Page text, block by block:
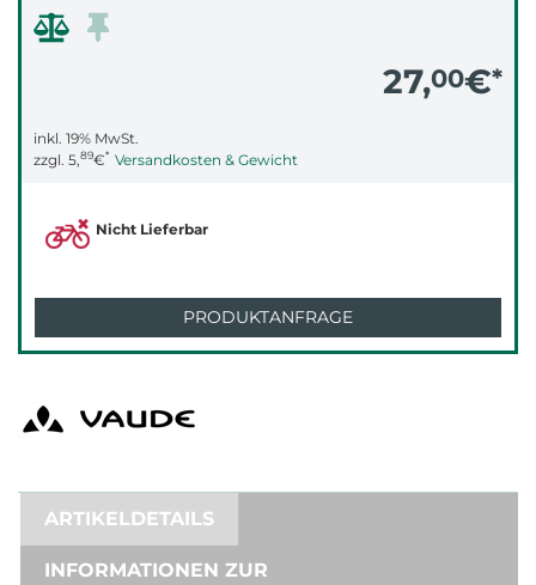
27,00€*
inkl. 19% MwSt.
zzgl. 5,89€* Versandkosten & Gewicht
Nicht Lieferbar
PRODUKTANFRAGE
ARTIKELDETAILS
INFORMATIONEN ZUR